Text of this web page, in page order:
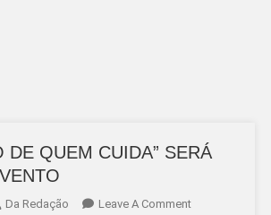
DE QUEM CUIDA” SERÁ
Da Redação Leave A CommentOn